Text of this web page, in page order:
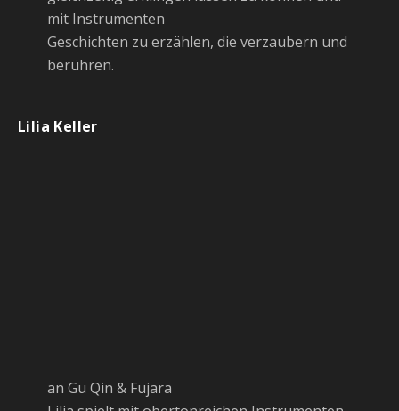
mit Instrumenten
Geschichten zu erzählen, die verzaubern und
berühren.
Lilia Keller
an Gu Qin & Fujara